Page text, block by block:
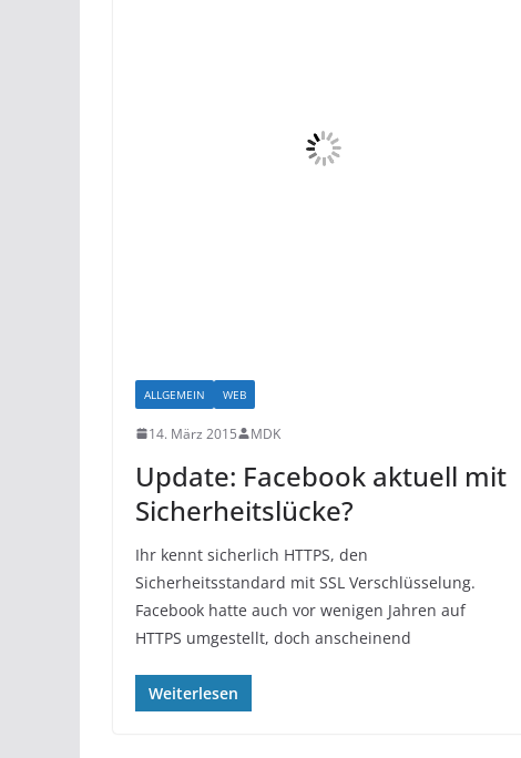
ALLGEMEIN WEB
14. März 2015 MDK
Update: Facebook aktuell mit
Sicherheitslücke?
Ihr kennt sicherlich HTTPS, den
Sicherheitsstandard mit SSL Verschlüsselung.
Facebook hatte auch vor wenigen Jahren auf
HTTPS umgestellt, doch anscheinend
Weiterlesen